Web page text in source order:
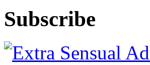
Subscribe